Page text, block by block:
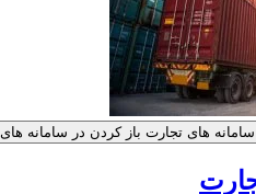
های تجارت باز کردن در سامانه